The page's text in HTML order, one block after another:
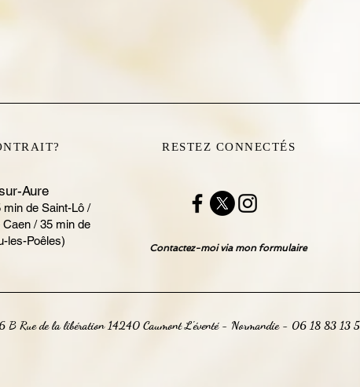
RESTEZ CONNECTÉS
Contactez-moi via mon formulaire
Aure
de Saint-Lô /
/ 35 min de
les-Poêles)
6 B Rue de la libération 14240 Caumont L'éventé - Normandie - 06 18 83 13